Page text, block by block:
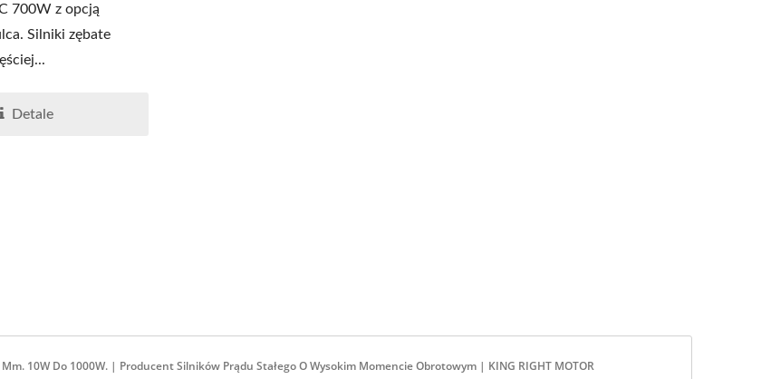
700W z opcją
Silniki zębate
Detale
10W Do 1000W. | Producent Silników Prądu Stałego O Wysokim Momencie Obrotowym | KING RIGHT MOTOR